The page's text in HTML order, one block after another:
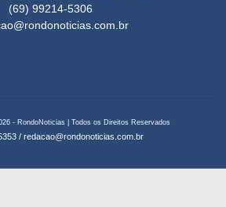
(69) 99214-5306
- RondoNoticias | Todos os Direitos Reservados
/ redacao@rondonoticias.com.br